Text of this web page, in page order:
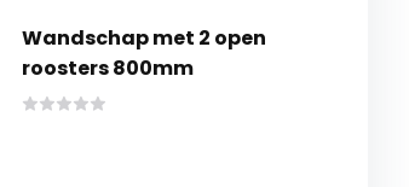
Wandschap met 2 open
roosters 800mm